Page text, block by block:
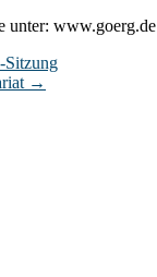
unter: www.goerg.de
Sitzung
→